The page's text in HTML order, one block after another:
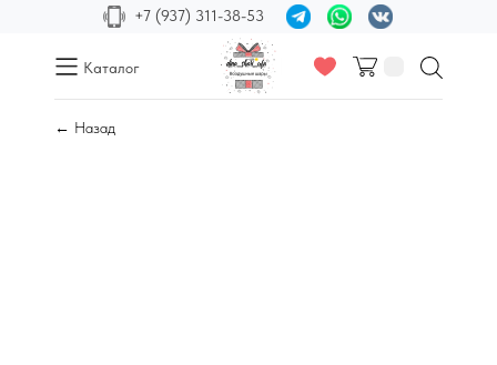
+7 (937) 311-38-53
Каталог
← Назад